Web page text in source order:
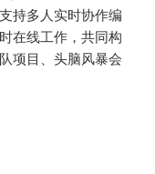
持多人实时协作编
在线工作，共同构
项目、头脑风暴会